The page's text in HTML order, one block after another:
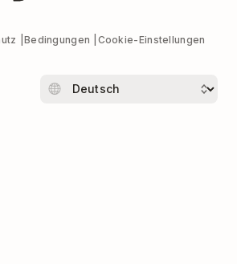
Bedingungen
Cookie-Einstellungen